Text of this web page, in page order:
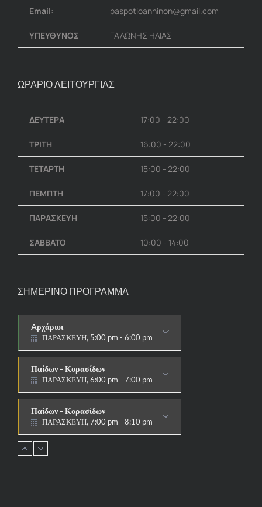
Email: paspotioanninon@gmail.com
ΥΠΕΥΘΥΝΟΣ ΓΑΛΩΝΗΣ ΗΛΙΑΣ
ΩΡΑΡΙΟ ΛΕΙΤΟΥΡΓΙΑΣ
ΔΕΥΤΕΡΑ 17:00 - 22:00
ΤΡΙΤΗ 16:00 - 22:00
ΤΕΤΑΡΤΗ 15:00 - 22:00
ΠΕΜΠΤΗ 17:00 - 22:00
ΠΑΡΑΣΚΕΥΗ 15:00 - 22:00
ΣΑΒΒΑΤΟ 10:00 - 14:00
ΣΗΜΕΡΙΝΟ ΠΡΟΓΡΑΜΜΑ
Aρχάριοι
ΠΑΡΑΣΚΕΥΗ, 5:00 pm - 6:00 pm
Παίδων - Κορασίδων
ΠΑΡΑΣΚΕΥΗ, 6:00 pm - 7:00 pm
Παίδων - Κορασίδων
ΠΑΡΑΣΚΕΥΗ, 7:00 pm - 8:10 pm
Εφήβων - Νεανίδων